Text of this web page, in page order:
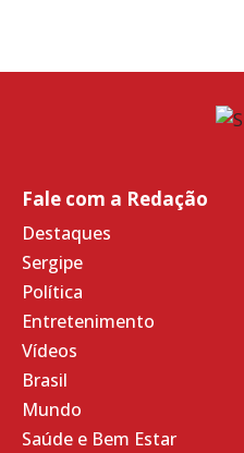
Fale com a Redação
Destaques
Sergipe
Política
Entretenimento
Vídeos
Brasil
Mundo
Saúde e Bem Estar